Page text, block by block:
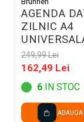
AGENDA
ZILNIC A4
NEAGRA
249,99 Lei
162,49 Lei
6 IN STOC
ADAUGA